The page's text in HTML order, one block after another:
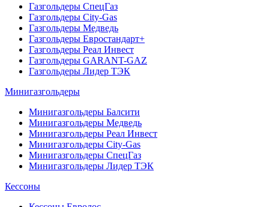
Газгольдеры СпецГаз
Газгольдеры City-Gas
Газгольдеры Медведь
Газгольдеры Евростандарт+
Газгольдеры Реал Инвест
Газгольдеры GARANT-GAZ
Газгольдеры Лидер ТЭК
Минигазгольдеры
Минигазгольдеры Балсити
Минигазгольдеры Медведь
Минигазгольдеры Реал Инвест
Минигазгольдеры City-Gas
Минигазгольдеры СпецГаз
Минигазгольдеры Лидер ТЭК
Кессоны